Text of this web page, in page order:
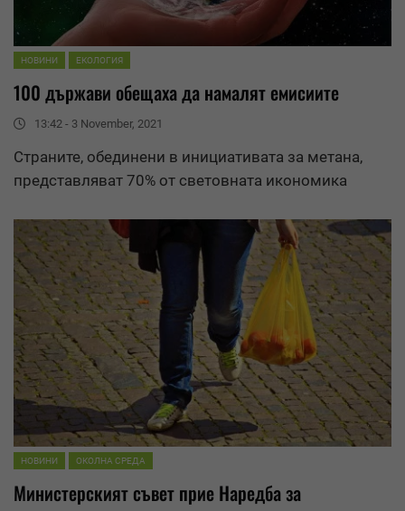
НОВИНИ ЕКОЛОГИЯ
100 държави обещаха да намалят емисиите
13:42 - 3 November, 2021
Страните, обединени в инициативата за метана,
представляват 70% от световната икономика
НОВИНИ ОКОЛНА СРЕДА
Министерският съвет прие Наредба за